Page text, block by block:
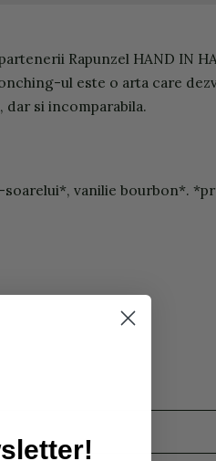
Rapunzel HAND IN
ul este o arta care
si incomparabila.
soarelui*, vanilie bourbon*.